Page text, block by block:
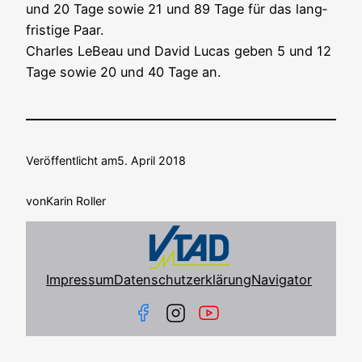
und 20 Tage sowie 21 und 89 Tage für das lang­
fris­ti­ge Paar.
Charles LeBeau und David Lucas geben 5 und 12
Tage sowie 20 und 40 Tage an.
Veröffentlicht am5. April 2018
vonKarin Roller
ImpressumDatenschutzerklärungNavigator